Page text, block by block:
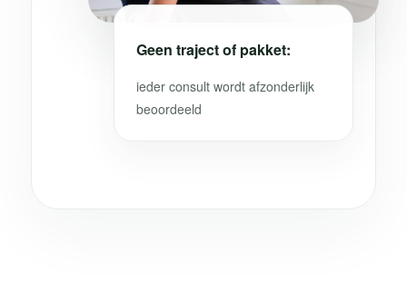
Geen traject of pakket:
ieder consult wordt afzonderlijk
beoordeeld